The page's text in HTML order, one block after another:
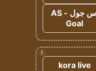
اس جول - AS
Goal
!
kora live